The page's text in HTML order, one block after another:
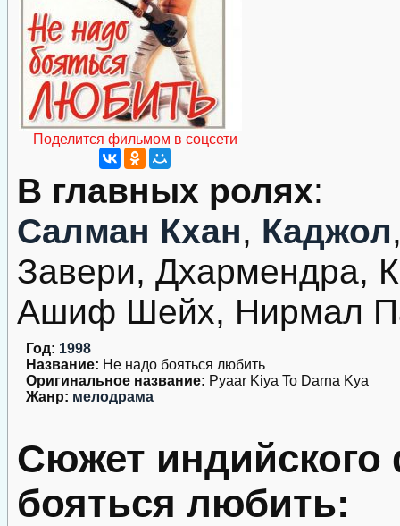
Поделится фильмом в соцсети
В главных ролях:
Салман Кхан, Каджол
Завери, Дхармендра,
Ашиф Шейх, Нирмал
Год: 1998
Название: Не надо бояться любить
Оригинальное название: Pyaar Kiya To Darna Kya
Жанр: мелодрама
Сюжет
бояться любить: